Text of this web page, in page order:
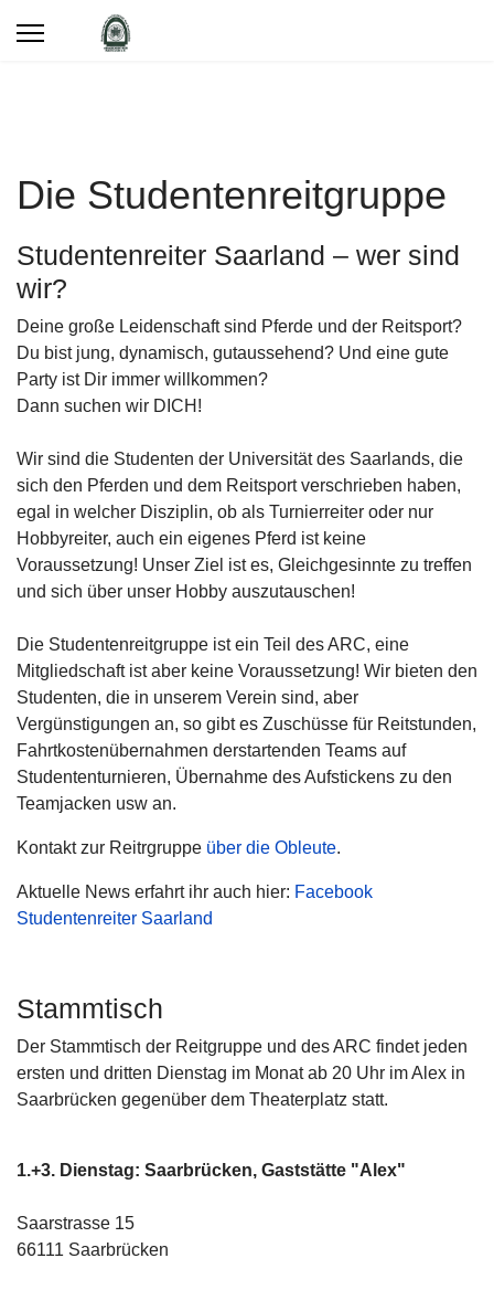
Die Studentenreitgruppe
Studentenreiter Saarland – wer sind
wir?
Deine große Leidenschaft sind Pferde und der Reitsport?
Du bist jung, dynamisch, gutaussehend? Und eine gute
Party ist Dir immer willkommen?
Dann suchen wir DICH!
Wir sind die Studenten der Universität des Saarlands, die
sich den Pferden und dem Reitsport verschrieben haben,
egal in welcher Disziplin, ob als Turnierreiter oder nur
Hobbyreiter, auch ein eigenes Pferd ist keine
Voraussetzung! Unser Ziel ist es, Gleichgesinnte zu treffen
und sich über unser Hobby auszutauschen!
Die Studentenreitgruppe ist ein Teil des ARC, eine
Mitgliedschaft ist aber keine Voraussetzung! Wir bieten den
Studenten, die in unserem Verein sind, aber
Vergünstigungen an, so gibt es Zuschüsse für Reitstunden,
Fahrtkostenübernahmen derstartenden Teams auf
Studententurnieren, Übernahme des Aufstickens zu den
Teamjacken usw an.
Kontakt zur Reitrgruppe über die Obleute.
Aktuelle News erfahrt ihr auch hier: Facebook
Studentenreiter Saarland
Stammtisch
Der Stammtisch der Reitgruppe und des ARC findet jeden
ersten und dritten Dienstag im Monat ab 20 Uhr im Alex in
Saarbrücken gegenüber dem Theaterplatz statt.
1.+3. Dienstag: Saarbrücken, Gaststätte "Alex"
Saarstrasse 15
66111 Saarbrücken